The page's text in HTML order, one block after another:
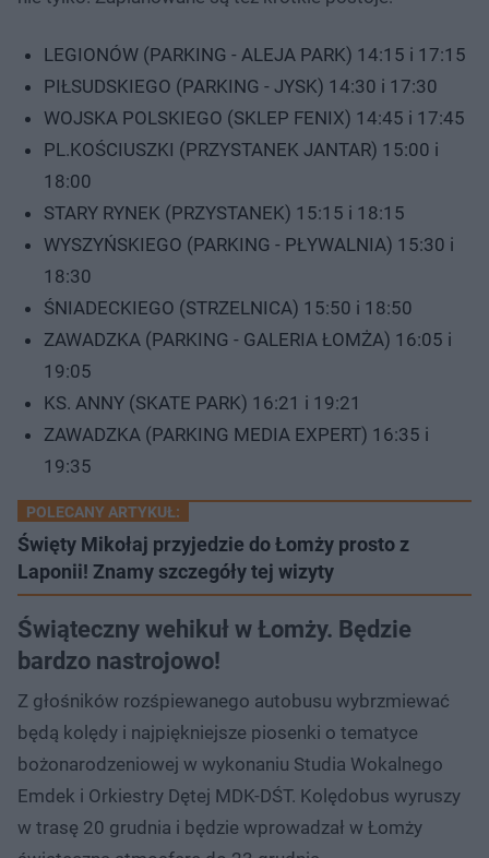
LEGIONÓW (PARKING - ALEJA PARK) 14:15 i 17:15
PIŁSUDSKIEGO (PARKING - JYSK) 14:30 i 17:30
WOJSKA POLSKIEGO (SKLEP FENIX) 14:45 i 17:45
PL.KOŚCIUSZKI (PRZYSTANEK JANTAR) 15:00 i
18:00
STARY RYNEK (PRZYSTANEK) 15:15 i 18:15
WYSZYŃSKIEGO (PARKING - PŁYWALNIA) 15:30 i
18:30
ŚNIADECKIEGO (STRZELNICA) 15:50 i 18:50
ZAWADZKA (PARKING - GALERIA ŁOMŻA) 16:05 i
19:05
KS. ANNY (SKATE PARK) 16:21 i 19:21
ZAWADZKA (PARKING MEDIA EXPERT) 16:35 i
19:35
POLECANY ARTYKUŁ:
Święty Mikołaj przyjedzie do Łomży prosto z
Laponii! Znamy szczegóły tej wizyty
Świąteczny wehikuł w Łomży. Będzie
bardzo nastrojowo!
Z głośników rozśpiewanego autobusu wybrzmiewać
będą kolędy i najpiękniejsze piosenki o tematyce
bożonarodzeniowej w wykonaniu Studia Wokalnego
Emdek i Orkiestry Dętej MDK-DŚT. Kolędobus wyruszy
w trasę 20 grudnia i będzie wprowadzał w Łomży